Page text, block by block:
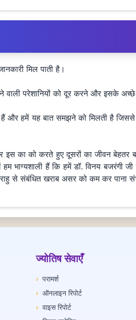
मिल पाती है।
वाली परेशानियों को दूर करने और इसके
और हमें यह बात समझने को मिलती है
इस का को करते हुए दूसरों का जीवन
भाग्यशाली हैं कि हमें डॉ. विनय बजरंगी
से संबंधित खराब असर को कम कर पाना
ज्योतिष सेवाएँ
› परामर्श
› ऑनलाइन रिपोर्ट
› वाइस रिपोर्ट